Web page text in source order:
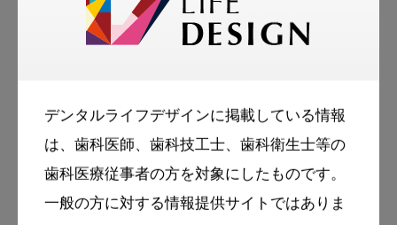
デンタルライフデザインに掲載している情報
は、歯科医師、歯科技工士、歯科衛生士等の
歯科医療従事者の方を対象にしたものです。
一般の方に対する情報提供サイトではありま
More Smile
お悩み相談室
動画 歯科衛生士